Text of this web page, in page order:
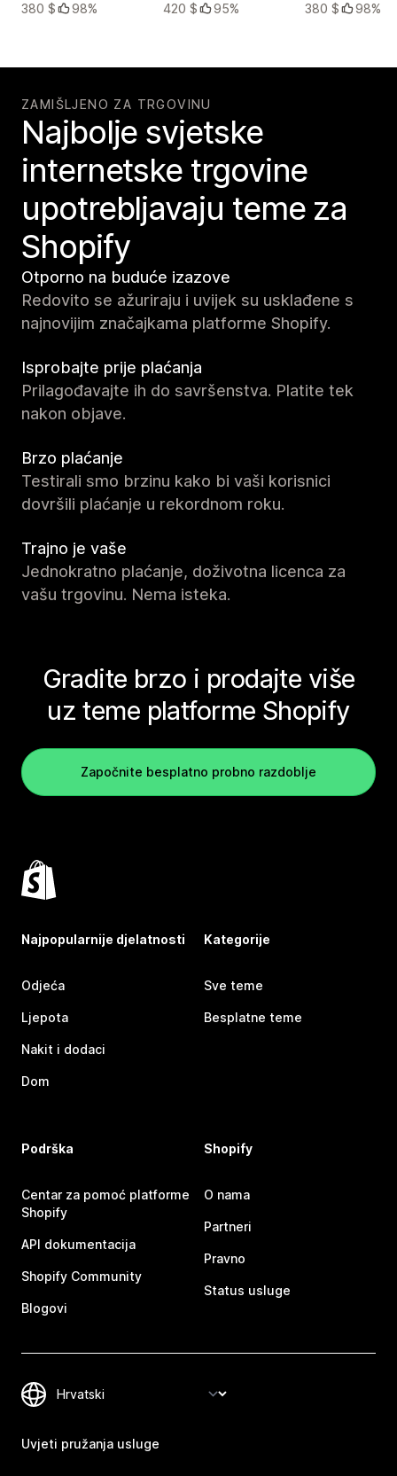
380 $
98%
420 $
95%
380 $
98%
ZAMIŠLJENO ZA TRGOVINU
Najbolje svjetske
internetske trgovine
upotrebljavaju teme za
Shopify
Otporno na buduće izazove
Redovito se ažuriraju i uvijek su usklađene s
najnovijim značajkama platforme Shopify.
Isprobajte prije plaćanja
Prilagođavajte ih do savršenstva. Platite tek
nakon objave.
Brzo plaćanje
Testirali smo brzinu kako bi vaši korisnici
dovršili plaćanje u rekordnom roku.
Trajno je vaše
Jednokratno plaćanje, doživotna licenca za
vašu trgovinu. Nema isteka.
Gradite brzo i prodajte više
uz teme platforme Shopify
Započnite besplatno probno razdoblje
Najpopularnije djelatnosti
Odjeća
Ljepota
Nakit i dodaci
Dom
Kategorije
Sve teme
Besplatne teme
Podrška
Centar za pomoć platforme
Shopify
API dokumentacija
Shopify Community
Blogovi
Shopify
O nama
Partneri
Pravno
Status usluge
Uvjeti pružanja usluge